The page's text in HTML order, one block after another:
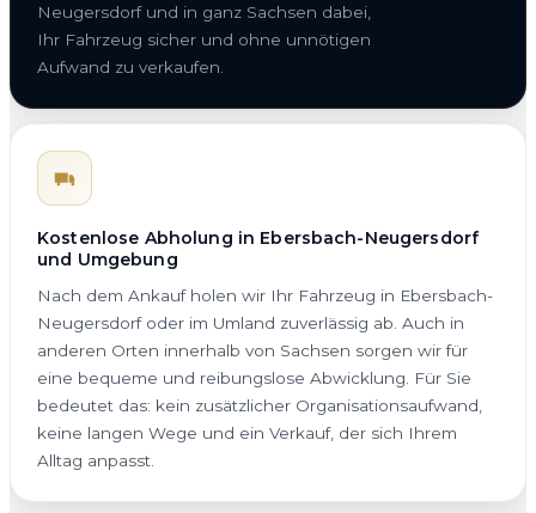
Neugersdorf und in ganz Sachsen dabei,
Ihr Fahrzeug sicher und ohne unnötigen
Aufwand zu verkaufen.
Kostenlose Abholung in Ebersbach-Neugersdorf
und Umgebung
Nach dem Ankauf holen wir Ihr Fahrzeug in Ebersbach-
Neugersdorf oder im Umland zuverlässig ab. Auch in
anderen Orten innerhalb von Sachsen sorgen wir für
eine bequeme und reibungslose Abwicklung. Für Sie
bedeutet das: kein zusätzlicher Organisationsaufwand,
keine langen Wege und ein Verkauf, der sich Ihrem
Alltag anpasst.